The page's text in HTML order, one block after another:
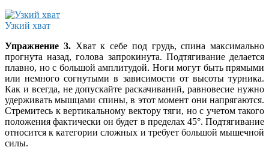
Узкий хват
Упражнение 3.Хват к себе под грудь, спина максимально
прогнута назад, голова запрокинута. Подтягивание делается
плавно, но с большой амплитудой. Ноги могут быть прямыми
или немного согнутыми в зависимости от высоты турника.
Как и всегда, не допускайте раскачиваний, равновесие нужно
удерживать мышцами спины, в этот момент они напрягаются.
Стремитесь к вертикальному вектору тяги, но с учетом такого
положения фактически он будет в пределах 45°. Подтягивание
относится к категории сложных и требует большой мышечной
силы.